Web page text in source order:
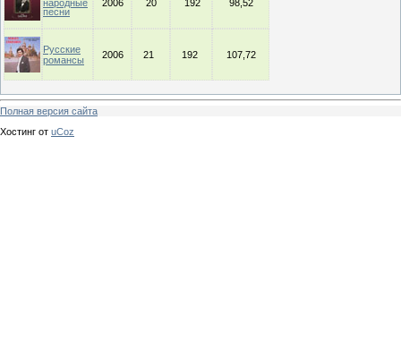
народные
песни
2006 20 192 98,52
Русские
романсы
2006 21 192 107,72
Полная версия сайта
Хостинг от uCoz